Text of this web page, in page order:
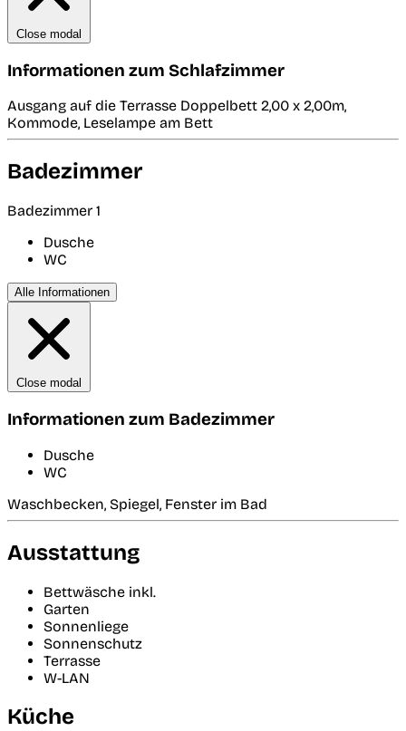
Close modal
Informationen zum Schlafzimmer
Ausgang auf die Terrasse Doppelbett 2,00 x 2,00m,
Kommode, Leselampe am Bett
Badezimmer
Badezimmer 1
Dusche
WC
Alle Informationen
Close modal
Informationen zum Badezimmer
Dusche
WC
Waschbecken, Spiegel, Fenster im Bad
Ausstattung
Bettwäsche inkl.
Garten
Sonnenliege
Sonnenschutz
Terrasse
W-LAN
Küche